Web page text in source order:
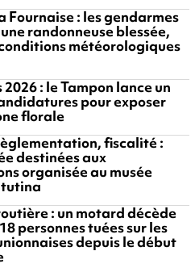
Fournaise : les gendarmes
randonneuse blessée,
météorologiques
: le Tampon lance un
pour exposer
florale
fiscalité :
destinées aux
organisée au musée
: un motard décède
personnes tuées sur les
depuis le début